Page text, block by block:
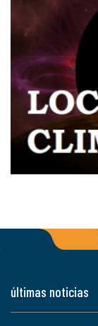
últimas noticias